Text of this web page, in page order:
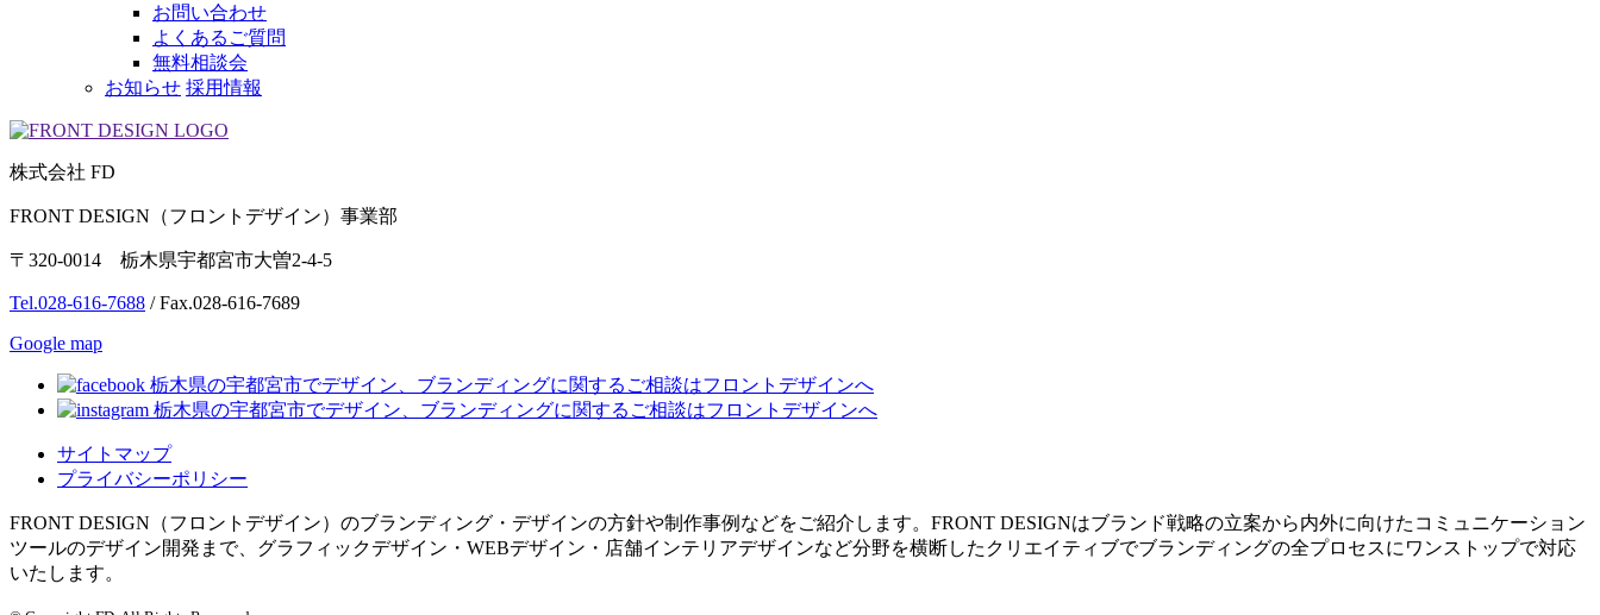
お問い合わせ
よくあるご質問
無料相談会
お知らせ 採用情報
株式会社 FD
FRONT DESIGN（フロントデザイン）事業部
〒320-0014 栃木県宇都宮市大曽2-4-5
Tel.028-616-7688 / Fax.028-616-7689
Google map
サイトマップ
プライバシーポリシー
FRONT DESIGN（フロントデザイン）のブランディング・デザインの方針や制作事例などをご紹介します。FRONT DESIGNはブランド戦略の立案から内外に向けたコミュニケーション
ツールのデザイン開発まで、グラフィックデザイン・WEBデザイン・店舗インテリアデザインなど分野を横断したクリエイティブでブランディングの全プロセスにワンストップで対応
いたします。